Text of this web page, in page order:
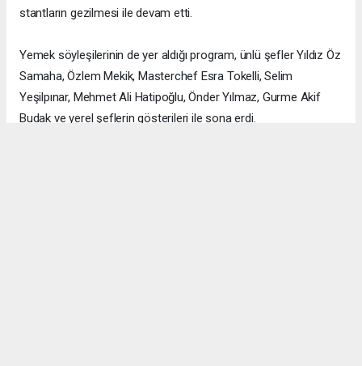
stantların gezilmesi ile devam etti.
Yemek söyleşilerinin de yer aldığı program, ünlü şefler Yıldız Öz
Samaha, Özlem Mekik, Masterchef Esra Tokelli, Selim
Yeşilpınar, Mehmet Ali Hatipoğlu, Önder Yılmaz, Gurme Akif
Budak ve yerel şeflerin gösterileri ile sona erdi.